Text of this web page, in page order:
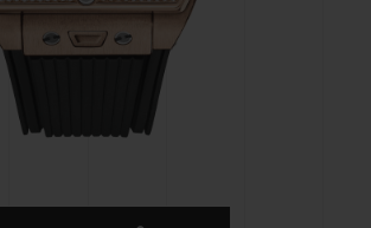
スピリット オブ ビッグ・バン
エッセンシャル トープ
オンライン限定
送料＆返品無料